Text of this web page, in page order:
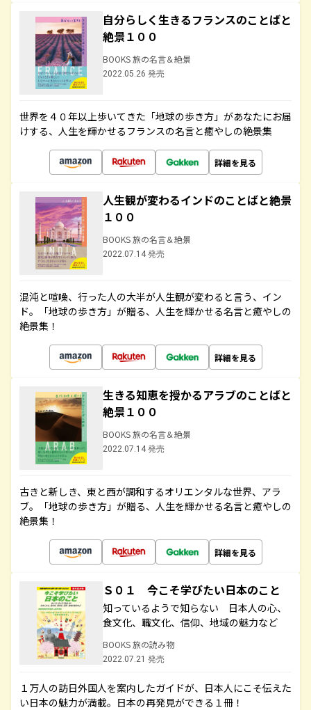
自分らしく生きるフランスのことばと
絶景１００
BOOKS 旅の名言＆絶景
2022.05.26 発売
世界を４０年以上歩いてきた「地球の歩き方」があなたにお届
けする、人生を輝かせるフランスの名言と癒やしの絶景集
詳細を見る
人生観が変わるインドのことばと絶景
１００
BOOKS 旅の名言＆絶景
2022.07.14 発売
混沌と喧噪、行った人の大半が人生観が変わると言う、イン
ド。「地球の歩き方」が贈る、人生を輝かせる名言と癒やしの
絶景集！
詳細を見る
生きる知恵を授かるアラブのことばと
絶景１００
BOOKS 旅の名言＆絶景
2022.07.14 発売
古きと新しき、東と西が調和するオリエンタルな世界、アラ
ブ。「地球の歩き方」が贈る、人生を輝かせる名言と癒やしの
絶景集！
詳細を見る
Ｓ０１ 今こそ学びたい日本のこと
知っているようで知らない 日本人の心、
食文化、職文化、信仰、地域の魅力など
BOOKS 旅の読み物
2022.07.21 発売
１万人の訪日外国人を案内したガイドが、日本人にこそ伝えた
い日本の魅力が満載。日本の再発見ができる１冊！